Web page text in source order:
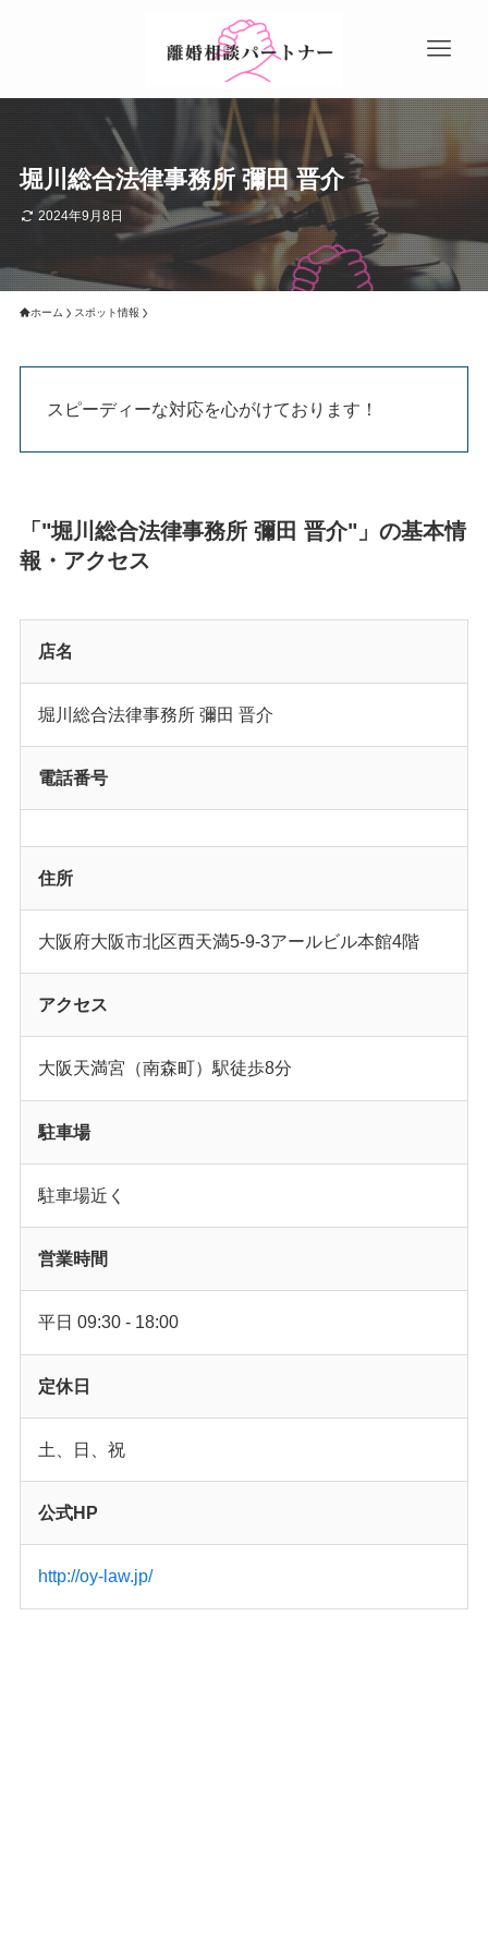
堀川総合法律事務所 彌田 晋介
2024年9月8日
ホーム スポット情報
スピーディーな対応を心がけております！
「"堀川総合法律事務所 彌田 晋介"」の基本情
報・アクセス
店名
堀川総合法律事務所 彌田 晋介
電話番号
住所
大阪府大阪市北区西天満5-9-3アールビル本館4階
アクセス
大阪天満宮（南森町）駅徒歩8分
駐車場
駐車場近く
営業時間
平日 09:30 - 18:00
定休日
土、日、祝
公式HP
http://oy-law.jp/